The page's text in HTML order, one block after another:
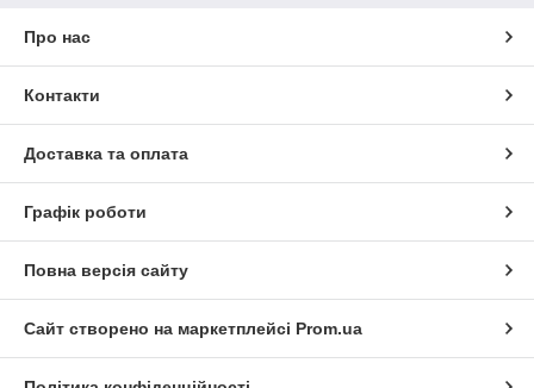
Про нас
Контакти
Доставка та оплата
Графік роботи
Повна версія сайту
Сайт створено на маркетплейсі Prom.ua